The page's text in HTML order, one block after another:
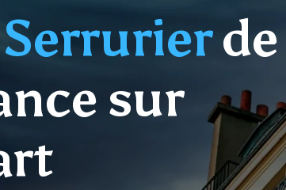
Serrurierde
sur